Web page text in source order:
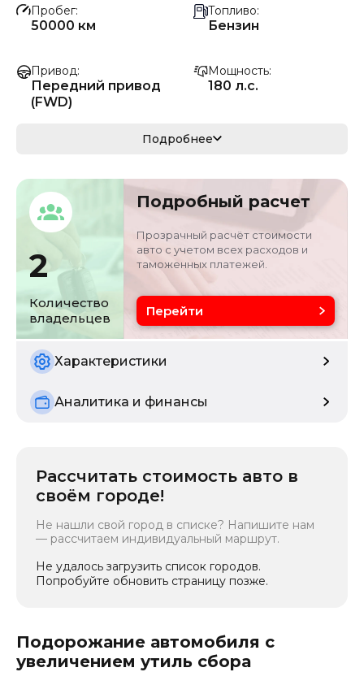
Пробег
50000 км
Топливо
Бензин
Привод
Передний привод
(FWD)
Мощность
180 л.с.
132 кВ
Кузов
кроссовер/
внедорожник
LS5A3DKE8MA7295
Объём двигателя
1.5 л
Цвет
Состояние
б/у
Подробнее
2
Количество
владельцев
Подробный расчет
Прозрачный расчёт стоимости
авто с учетом всех расходов и
таможенных платежей.
Перейти
Характеристики
Аналитика и финансы
Рассчитать стоимость авто в
своём городе!
Не нашли свой город в списке? Напишите нам
— рассчитаем индивидуальный маршрут.
Не удалось загрузить список городов.
Попробуйте обновить страницу позже.
Подорожание автомобиля с
увеличением утиль сбора